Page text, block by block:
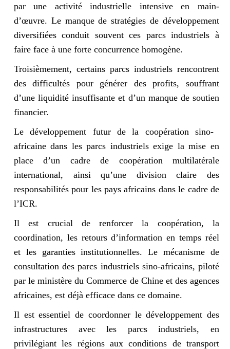
par une activité industrielle intensive en main-
d’œuvre. Le manque de stratégies de développement
diversifiées conduit souvent ces parcs industriels à
faire face à une forte concurrence homogène.
Troisièmement, certains parcs industriels rencontrent
des difficultés pour générer des profits, souffrant
d’une liquidité insuffisante et d’un manque de soutien
financier.
Le développement futur de la coopération sino-
africaine dans les parcs industriels exige la mise en
place d’un cadre de coopération multilatérale
international, ainsi qu’une division claire des
responsabilités pour les pays africains dans le cadre de
l’ICR.
Il est crucial de renforcer la coopération, la
coordination, les retours d’information en temps réel
et les garanties institutionnelles. Le mécanisme de
consultation des parcs industriels sino-africains, piloté
par le ministère du Commerce de Chine et des agences
africaines, est déjà efficace dans ce domaine.
Il est essentiel de coordonner le développement des
infrastructures avec les parcs industriels, en
privilégiant les régions aux conditions de transport